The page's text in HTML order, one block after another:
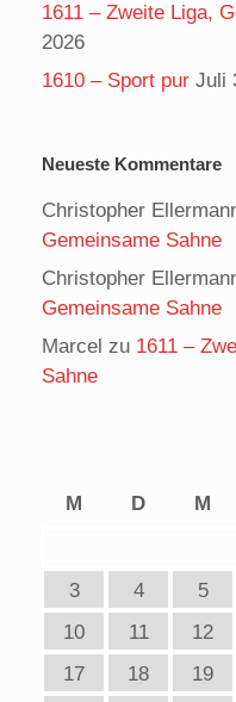
1611 – Zweite Liga,
2026
1610 – Sport pur Juli
Neueste Kommentare
Christopher
Gemeinsame Sahne
Christopher
Gemeinsame Sahne
Marcel zu 1611 –
Sahne
M
D M
3
4 5
10
11 12
17
18 19